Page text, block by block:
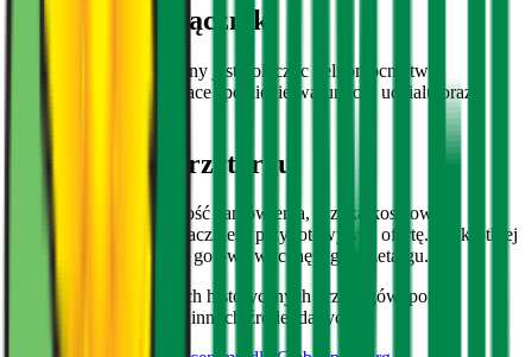
Dodatkowe załączniki
Wykonawca zobowiazany jest dolaczyc pelnomocnictwo,
dokumenty potwierdzajace spelnienie warunkow udzialu oraz
Wycena tego przetargu
Poznaj szacowaną wartość zamówienia, ryzyka kosztowe i
rekomendacje - zanim zaczniesz przygotowywać ofertę. Na krótkiej
rozmowie pokażemy Ci gotową wycenę tego przetargu.
Na podstawie podobnych historycznych przetargów, portali
branżowych i ponad 10 innych źródeł danych.